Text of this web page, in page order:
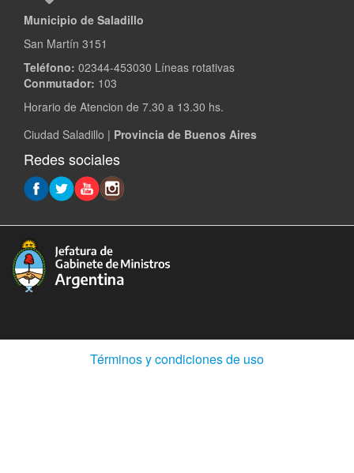
Municipio de Saladillo
San Martín 3151
Teléfono: 02344-453030 Líneas rotativas
Conmutador: 103
Horario de Atencion de 7.30 a 13.30 hs.
Ciudad Saladillo | Provincia de Buenos Aires
Redes sociales
Términos y condiciones de uso(Abre